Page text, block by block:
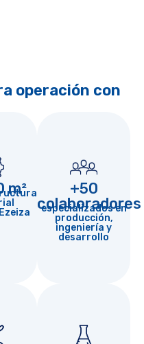
operación con
m²
+50
colaboradores
especializados en
producción,
ingeniería y
desarrollo